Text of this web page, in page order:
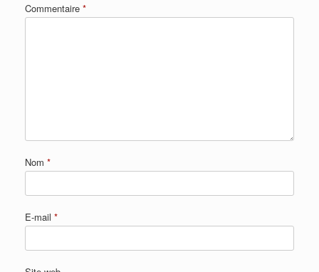
Commentaire *
Nom *
E-mail *